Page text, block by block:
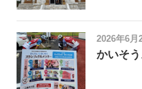
2026年6月
かいそ